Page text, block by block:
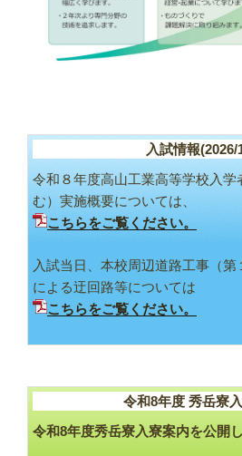
入試情報(2026/
令和８年度高山工業高等学校入学
む）実施概要については、
こちらをご覧ください。
入試当日、本校周辺道路工事（第
による迂回路等については
こちらをご覧ください。
令和8年度 秀岳寮
令和8年度秀岳寮入寮案内を公開し